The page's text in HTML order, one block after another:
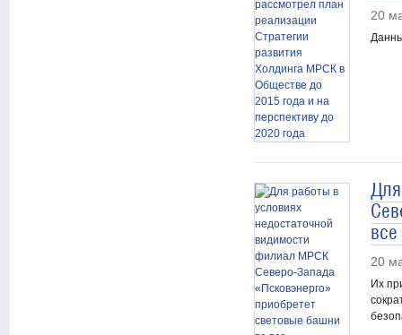
20
20
Их